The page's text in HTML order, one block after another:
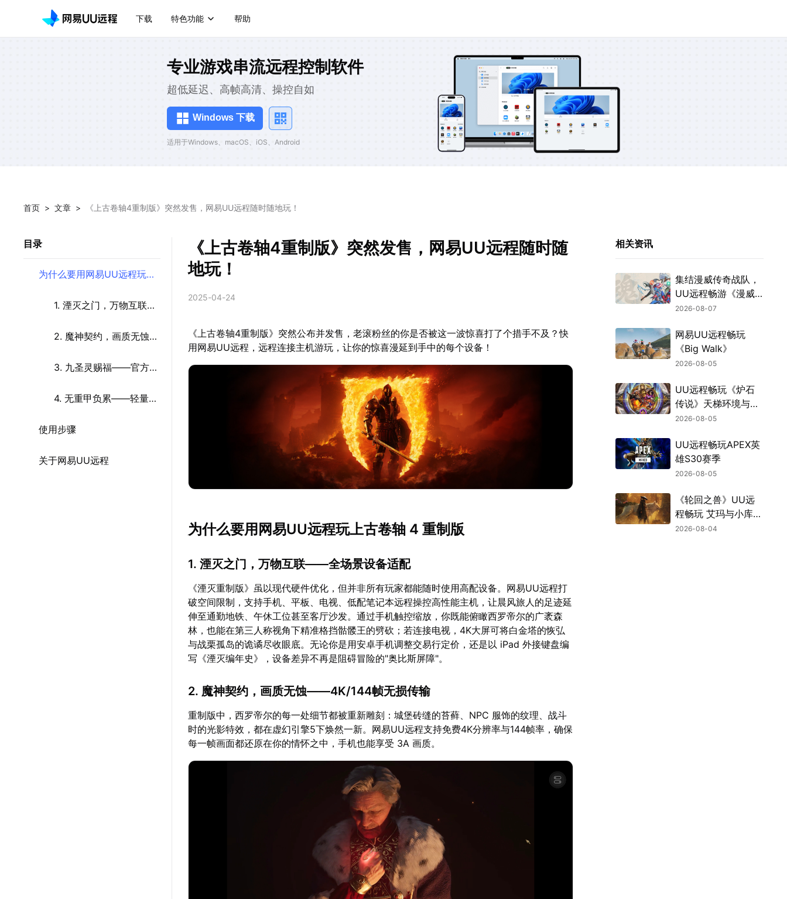
下载 特色功能 帮助
专业游戏串流远程控制软件
超低延迟、高帧高清、操控自如
Windows 下载
适用于Windows、macOS、iOS、Android
首页 > 文章 > 《上古卷轴4重制版》突然发售，网易UU远程随时随地玩！
目录
为什么要用网易UU远程玩上
古卷轴 4 重制版
1. 湮灭之门，万物互联
——全场景设备适配
2. 魔神契约，画质无蚀
——4K/144帧无损传输
3. 九圣灵赐福——官方键
位一键适配
4. 无重甲负累——轻量化
畅玩，后台隐身
使用步骤
关于网易UU远程
《上古卷轴4重制版》突然发售，网易UU远程随时随
地玩！
2025-04-24
《上古卷轴4重制版》突然公布并发售，老滚粉丝的你是否被这一波惊喜打了个措手不及？快
用网易UU远程，远程连接主机游玩，让你的惊喜漫延到手中的每个设备！
为什么要用网易UU远程玩上古卷轴 4 重制版
1. 湮灭之门，万物互联——全场景设备适配
《湮灭重制版》虽以现代硬件优化，但并非所有玩家都能随时使用高配设备。网易UU远程打
破空间限制，支持手机、平板、电视、低配笔记本远程操控高性能主机，让晨风旅人的足迹延
伸至通勤地铁、午休工位甚至客厅沙发。通过手机触控缩放，你既能俯瞰西罗帝尔的广袤森
林，也能在第三人称视角下精准格挡骷髅王的劈砍；若连接电视，4K大屏可将白金塔的恢弘
与战栗孤岛的诡谲尽收眼底。无论你是用安卓手机调整交易行定价，还是以 iPad 外接键盘编
写《湮灭编年史》，设备差异不再是阻碍冒险的"奥比斯屏障"。
2. 魔神契约，画质无蚀——4K/144帧无损传输
重制版中，西罗帝尔的每一处细节都被重新雕刻：城堡砖缝的苔藓、NPC 服饰的纹理、战斗
时的光影特效，都在虚幻引擎5下焕然一新。网易UU远程支持免费4K分辨率与144帧率，确保
每一帧画面都还原在你的情怀之中，手机也能享受 3A 画质。
相关资讯
集结漫威传奇战队，
UU远程畅游《漫威
斗魂》
2026-08-07
网易UU远程畅玩
《Big Walk》
2026-08-05
UU远程畅玩《炉石
传说》天梯环境与战
棋新机制
2026-08-05
UU远程畅玩APEX英
雄S30赛季
2026-08-05
《轮回之兽》UU远
程畅玩 艾玛与小库的
冒险不中断
2026-08-04